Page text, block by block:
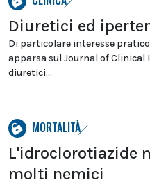
Diuretici ed
Di particolare interesse
apparsa sul Journal of Clinical
diuretici...
MORTALITÀ
L'idroclorotiazide
molti nemici